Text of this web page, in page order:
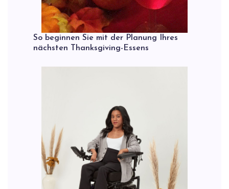
So beginnen Sie mit der Planung Ihres
nächsten Thanksgiving-Essens